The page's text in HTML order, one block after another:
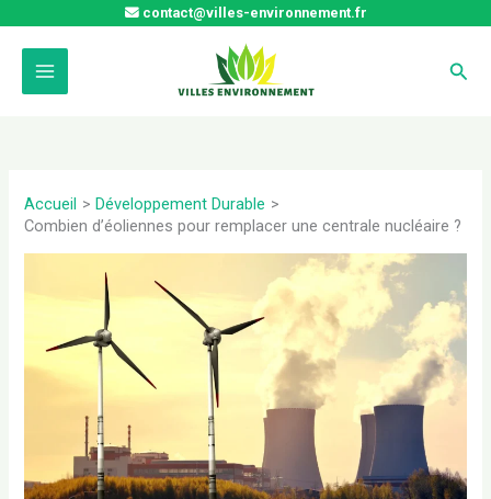
contenu
contact@villes-environnement.fr
Accueil
Développement Durable
Combien d’éoliennes pour remplacer une centrale nucléaire ?